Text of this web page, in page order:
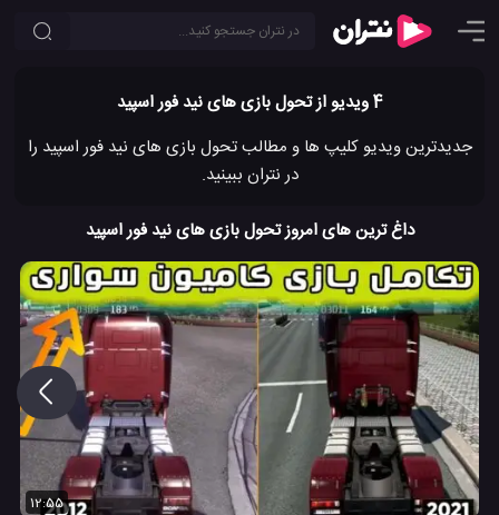
4 ویدیو از تحول بازی های نید فور اسپید
جدیدترین ویدیو کلیپ ها و مطالب تحول بازی های نید فور اسپید را
در نتران ببینید.
داغ ترین های امروز تحول بازی های نید فور اسپید
12:55